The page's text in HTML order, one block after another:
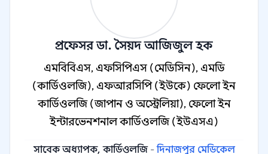
প্রফেসর ডা. সৈয়দ আজিজুল হক
এমবিবিএস, এফসিপিএস (মেডিসিন), এমডি
(কার্ডিওলজি), এফআরসিপি (ইউকে) ফেলো ইন
কার্ডিওলজি (জাপান ও অস্ট্রেলিয়া), ফেলো ইন
ইন্টারভেনশনাল কার্ডিওলজি (ইউএসএ)
সাবেক অধ্যাপক, কার্ডিওলজি -দিনাজপুর মেডিকেল